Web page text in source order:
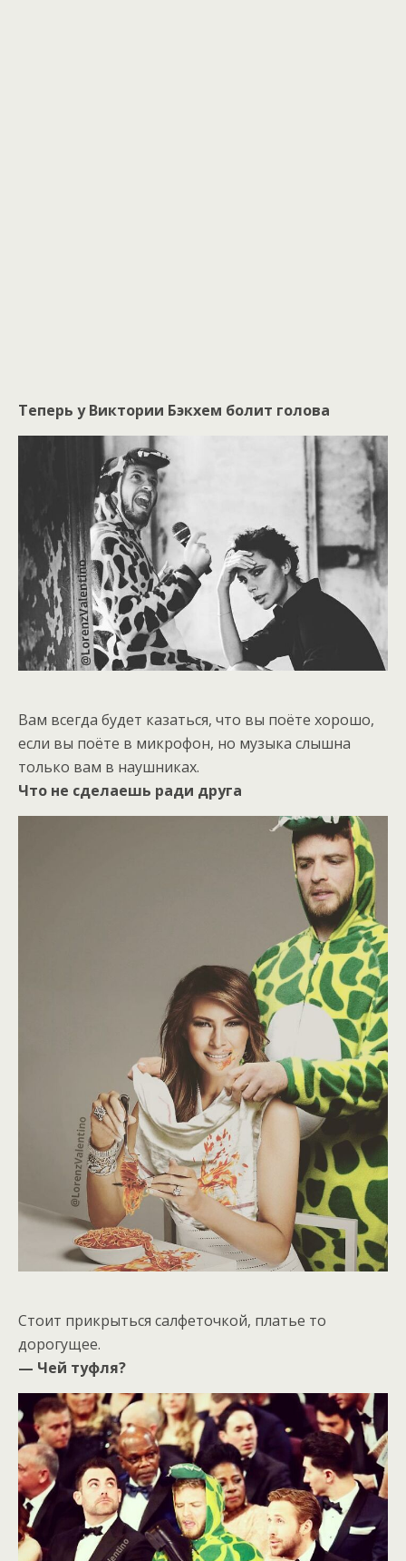
Теперь у Виктории Бэкхем болит голова
Вам всегда будет казаться, что вы поёте хорошо,
если вы поёте в микрофон, но музыка слышна
только вам в наушниках.
Что не сделаешь ради друга
Стоит прикрыться салфеточкой, платье то
дорогущее.
— Чей туфля?